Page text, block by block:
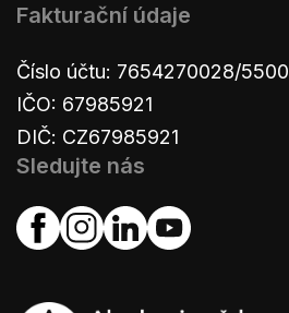
Fakturační údaje
Číslo účtu: 7654270028/5500
IČO: 67985921
DIČ: CZ67985921
Sledujte nás